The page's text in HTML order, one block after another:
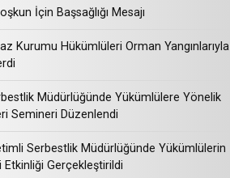
İçin Başsağlığı Mesajı
Kurumu Hükümlüleri Orman Yangınlarıyla
Müdürlüğünde Yükümlülere Yönelik
Semineri Düzenlendi
Serbestlik Müdürlüğünde Yükümlülerin
Etkinliği Gerçekleştirildi